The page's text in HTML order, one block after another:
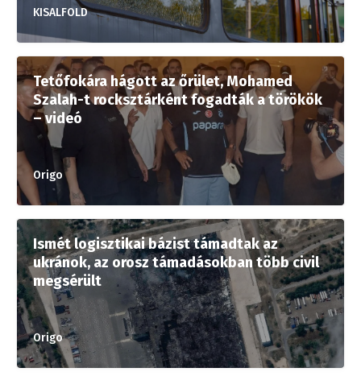
KISALFOLD
Tetőfokára hágott az őrület, Mohamed
Szalah-t rocksztárként fogadták a törökök
– videó
Origo
Ismét logisztikai bázist támadtak az
ukránok, az orosz támadásokban több civil
megsérült
Origo